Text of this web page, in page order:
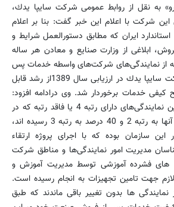
به نقل از روابط عمومی شركت سایپا یدك،
شركت با اعلام این خبر گفت: بنا بر اعلام
ایران كه مطابق دستورالعمل شرایط و
ابلاغی از وزارت صنایع و معادن هر ساله
از نمایندگی‌های شركت‌های واسطه خدمات پس
از فروش می نماید، شركت سایپا یدك در ارزیابی سال 1389از رشد قابل
كیفی خدمات برخوردار شد. وی درادامه افزود:
ارتقاء 100 درصدی در بین نمایندگی‌های دارای رتبه 4 یا فاقد رتبه كه در
نتیجه بیش از 20 درصد آنها به رتبه 2 و 40 درصد به رتبه 3 رسیده اند،
سازمان بوده كه با اجرای پروژه ارتقاء
مدیریت امور نمایندگی‌ها و مناطق شركت
های فشرده آموزشی توسط مدیریت آموزش و
جهت تامین تجهیزات به انجام رسیده است.
ها بدون تغییر باقی ماندند كه طبق